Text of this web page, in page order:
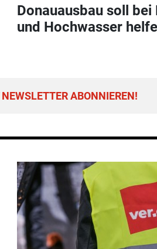
Donauausbau soll
und Hochwasser
ABONNIEREN!